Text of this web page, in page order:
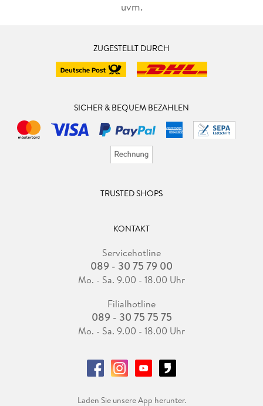
Waschmaschine an den Mann oder die Frau bringt. Manche
Roter-Reiter-Fazit
Eine unterhaltsame Mischung aus Verhaltenspsychologie,
Marketingstrategie und Geplaudere aus dem Nähkästchen.
Mit Was du nicht verkaufst, verkaufen die anderen zeigt
Harald Kopeter, dass Marketing und Vertrieb noch immer am
besten von Mensch zu Mensch gelingt.
uvm.
ZUGESTELLT DURCH
SICHER & BEQUEM BEZAHLEN
TRUSTED SHOPS
KONTAKT
Servicehotline
089 - 30 75 79 00
Mo. - Sa. 9.00 - 18.00 Uhr
Filialhotline
089 - 30 75 75 75
Mo. - Sa. 9.00 - 18.00 Uhr
Laden Sie unsere App herunter.